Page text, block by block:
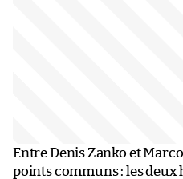
Entre Denis Zanko et
points communs : les deux